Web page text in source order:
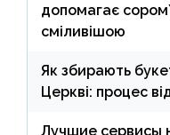
допомагає
сміливішою
Як збирають
Церкві: процес
Лучшие сервисы